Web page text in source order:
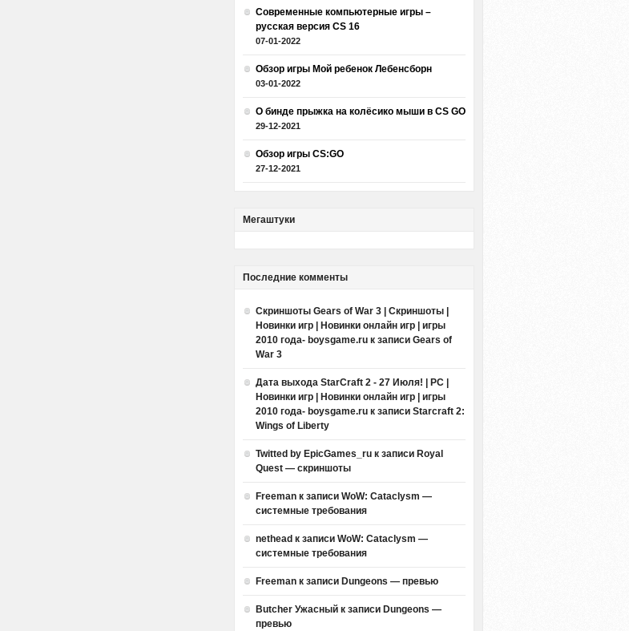
Современные компьютерные игры –
русская версия CS 16
07-01-2022
Обзор игры Мой ребенок Лебенсборн
03-01-2022
О бинде прыжка на колёсико мыши в CS GO
29-12-2021
Обзор игры CS:GO
27-12-2021
Мегаштуки
Последние комменты
Скриншоты Gears of War 3 | Скриншоты |
Новинки игр | Новинки онлайн игр | игры
2010 года- boysgame.ru к записи Gears of
War 3
Дата выхода StarCraft 2 - 27 Июля! | PC |
Новинки игр | Новинки онлайн игр | игры
2010 года- boysgame.ru к записи Starcraft 2:
Wings of Liberty
Twitted by EpicGames_ru к записи Royal
Quest — скриншоты
Freeman к записи WoW: Cataclysm —
системные требования
nethead к записи WoW: Cataclysm —
системные требования
Freeman к записи Dungeons — превью
Butcher Ужасный к записи Dungeons —
превью